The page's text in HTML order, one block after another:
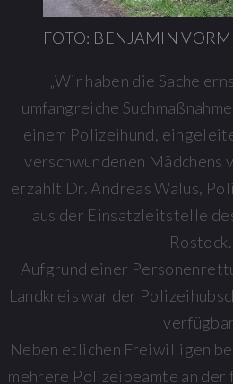
FOTO: BENJAMIN
„Wir haben die Sache
umfangreiche
einem Polizeihund,
verschwundenen Mädchens
erzählt Dr. Andreas Walus,
aus der Einsatzleitstelle
Rostock.
Aufgrund einer
Landkreis war der
Neben etlichen Freiwilligen
mehrere Polizeibeamte an der